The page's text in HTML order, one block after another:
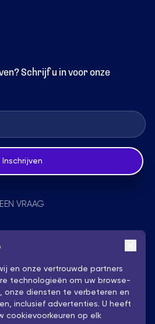
Schrijf u in voor onze
Inschrijven
VRAAG
en onze vertrouwde partners
technologieën om uw browse-
onze diensten te verbeteren en
inclusief advertenties. U heeft
cookievoorkeuren op elk